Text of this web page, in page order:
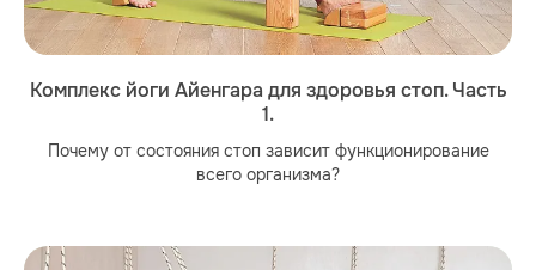
Комплекс йоги Айенгара для здоровья стоп. Часть
1.
Почему от состояния стоп зависит функционирование
всего организма?